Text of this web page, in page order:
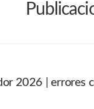
2026 | errores